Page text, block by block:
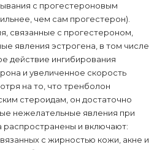
с прогестероновым
чем сам прогестерон).
связанные с прогестероном,
явления эстрогена, в том числе
действие ингибирования
и увеличенное скорость
на то, что тренболон
стероидам, он достаточно
нежелательные явления при
и включают:
с жирностью кожи, акне и